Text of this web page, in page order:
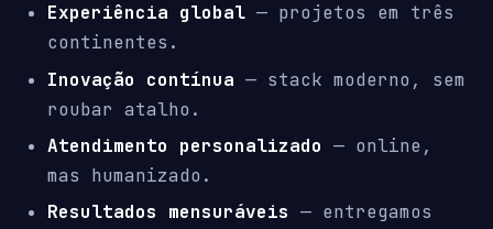
Experiência global — projetos em três
continentes.
Inovação contínua — stack moderno, sem
roubar atalho.
Atendimento personalizado — online,
mas humanizado.
Resultados mensuráveis — entregamos